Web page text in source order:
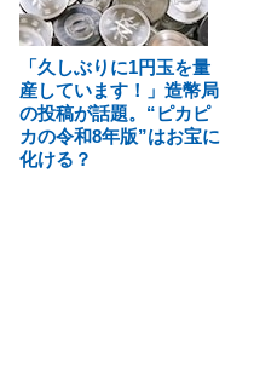
「久しぶりに1円玉を量
産しています！」造幣局
の投稿が話題。“ピカピ
カの令和8年版”はお宝に
化ける？